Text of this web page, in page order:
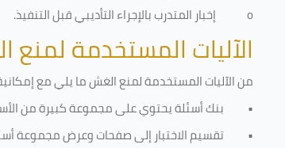
o
إخبار المتدرب بالإجراء التأديبي قبل التنفيذ.
الآليات المستخدمة لمنع
من الآليات المستخدمة لمنع الغش ما يلي مع
• بنك أسئلة يحتوي على مجموعة كبيرة من
• تقسيم الاختبار إلى صفحات وعرض مجموعة